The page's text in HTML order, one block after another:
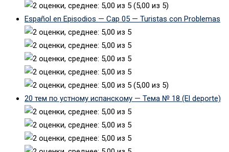
(5,00 из 5)
Español en Episodios — Cap 05 — Turistas con Problemas
(5,00 из 5)
20 тем по устному испанскому — Тема № 18 (El deporte)